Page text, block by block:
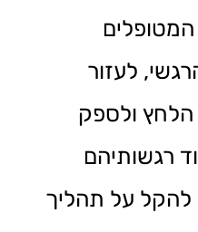
לעזור
ולספק
רגשותיהם
להקל על תהליך